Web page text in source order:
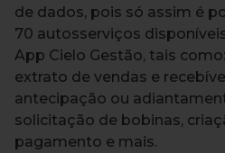
de dados, pois só assim é
70 autosserviços
App Cielo Gestão, tais
extrato de vendas e
antecipação ou
solicitação de bobinas,
pagamento e mais.